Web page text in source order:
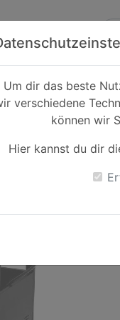
Um dir das beste
verschiedene
können wir
Hier kannst du dir